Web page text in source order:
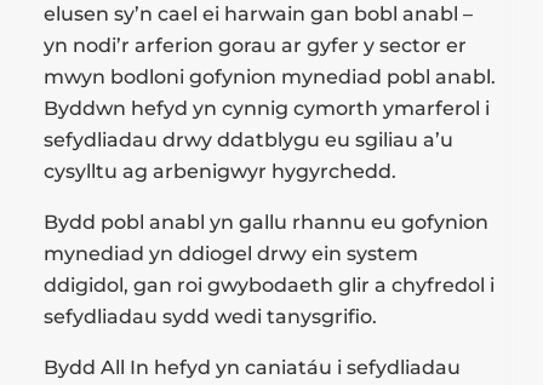
elusen sy’n cael ei harwain gan bobl anabl –
yn nodi’r arferion gorau ar gyfer y sector er
mwyn bodloni gofynion mynediad pobl anabl.
Byddwn hefyd yn cynnig cymorth ymarferol i
sefydliadau drwy ddatblygu eu sgiliau a’u
cysylltu ag arbenigwyr hygyrchedd.
Bydd pobl anabl yn gallu rhannu eu gofynion
mynediad yn ddiogel drwy ein system
ddigidol, gan roi gwybodaeth glir a chyfredol i
sefydliadau sydd wedi tanysgrifio.
Bydd All In hefyd yn caniatáu i sefydliadau